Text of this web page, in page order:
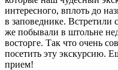
интересного, вплоть до
в заповеднике. Встретили
же побывали в штольне
восторге. Так что очень
посетить эту экскурсию.
прием!